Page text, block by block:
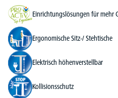
Einrichtungslösungen für mehr
Ergonomische Sitz-/ Stehtische
Elektrisch höhenverstellbar
Kollisionsschutz